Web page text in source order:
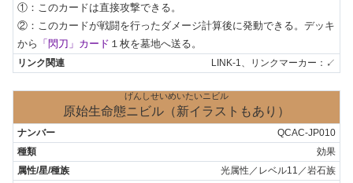
①：このカードは直接攻撃できる。
②：このカードが戦闘を行ったダメージ計算後に発動できる。デッキ
から 「閃刀」カード １枚を墓地へ送る。
LINK-1、リンクマーカー：↙
げんしせいめいたいニビル
原始生命態ニビル（新イラストもあり）
QCAC-JP010
効果
光属性／レベル11／岩石族